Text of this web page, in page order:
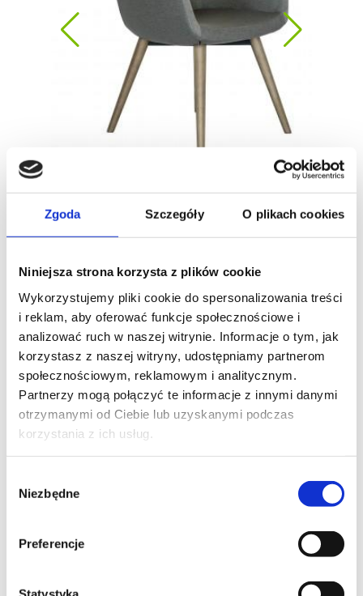
Zgoda Szczegóły O plikach cookies
Niniejsza strona korzysta z plików cookie
Wykorzystujemy pliki cookie do spersonalizowania treści
i reklam, aby oferować funkcje społecznościowe i
analizować ruch w naszej witrynie. Informacje o tym, jak
korzystasz z naszej witryny, udostępniamy partnerom
społecznościowym, reklamowym i analitycznym.
Partnerzy mogą połączyć te informacje z innymi danymi
otrzymanymi od Ciebie lub uzyskanymi podczas
korzystania z ich usług.
zgody
Niezbędne
Preferencje